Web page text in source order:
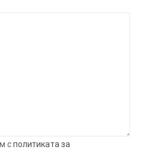
сполитиката за